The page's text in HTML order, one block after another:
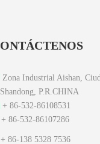
Zona Industrial Aishan,
Shandong, P.R.CHINA
+ 86-532-86108531
86-532-86107286
+ 86-138 5328 7536